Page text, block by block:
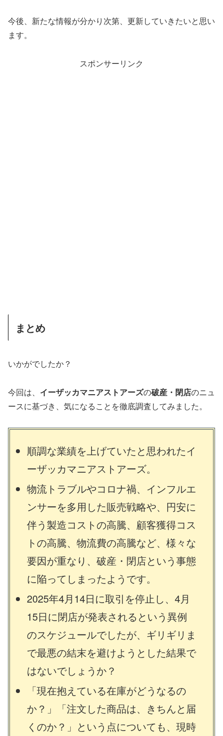
今後、新たな情報が分かり次第、更新していきたいと思い
ます。
スポンサーリンク
まとめ
いかがでしたか？
今回は、 イーザッカマニアストアーズの破産・閉店のニュ
ースに基づき、気になることを徹底調査してみました。
順調な業績を上げていたと思われたイ
ーザッカマニアストアーズ。
物流トラブルやコロナ禍、インフルエ
ンサーを多用した販売戦略や、円安に
伴う製造コストの高騰、顧客獲得コス
トの高騰、物流費の高騰など、様々な
要因が重なり、破産・閉店という事態
に陥ってしまったようです。
2025年4月14日に取引を停止し、4月
15日に閉店が発表されるという異例
のスケジュールでしたが、ギリギリま
で最悪の結末を避けようとした結果で
はないでしょうか？
「現在抱えている在庫がどうなるの
か？」「注文した商品は、きちんと届
くのか？」という点についても、現時